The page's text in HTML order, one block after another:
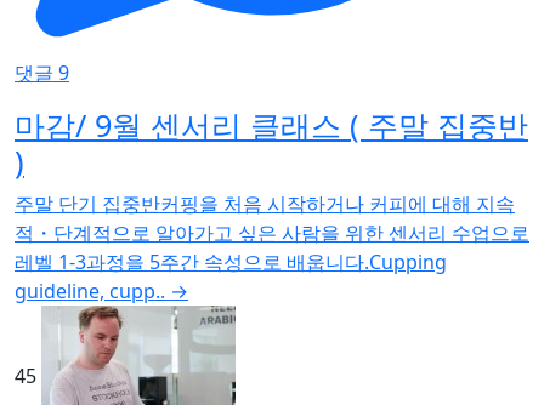
댓글 9
마감/ 9월 센서리 클래스 ( 주말 집중반
)
주말 단기 집중반커핑을 처음 시작하거나 커피에 대해 지속
적・단계적으로 알아가고 싶은 사람을 위한 센서리 수업으로
레벨 1-3과정을 5주간 속성으로 배웁니다.Cupping
guideline, cupp.. →
45